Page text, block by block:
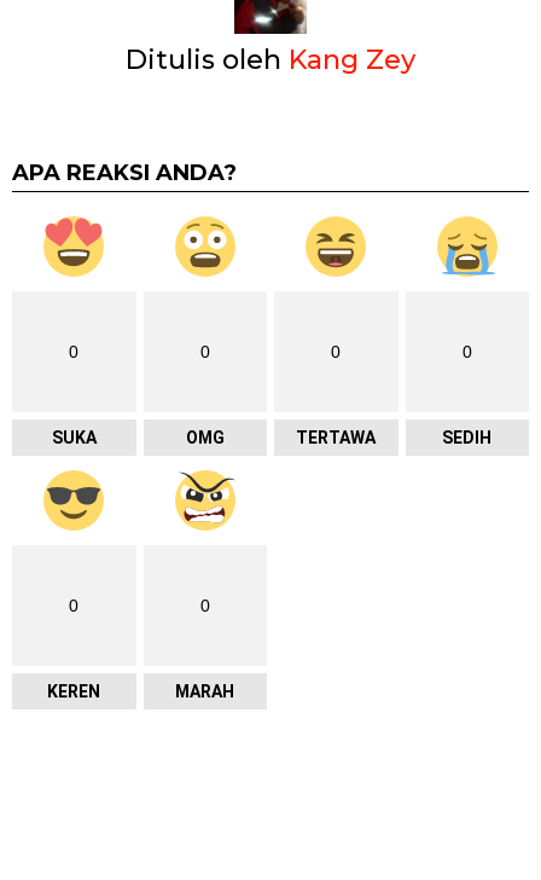
Ditulis oleh Kang Zey
APA REAKSI ANDA?
0
SUKA
0
OMG
0
TERTAWA
0
SEDIH
0
KEREN
0
MARAH